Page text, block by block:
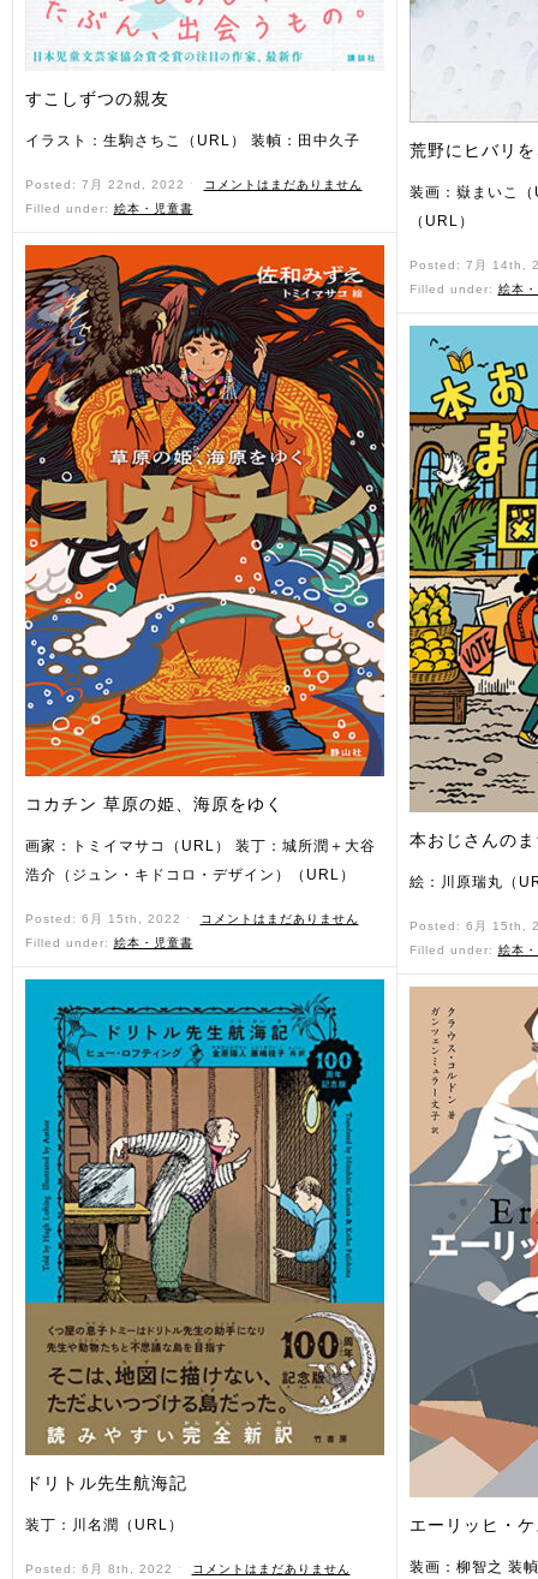
すこしずつの親友
イラスト：生駒さちこ（URL） 装幀：田中久子
Posted: 7月 22nd, 2022 ˑ
コメントはまだありません
Filled under: 絵本・児童書
コカチン 草原の姫、海原をゆく
画家：トミイマサコ（URL） 装丁：城所潤＋大谷
浩介（ジュン・キドコロ・デザイン）（URL）
Posted: 6月 15th, 2022 ˑ
コメントはまだありません
Filled under: 絵本・児童書
ドリトル先生航海記
装丁：川名潤（URL）
Posted: 6月 8th, 2022 ˑ
コメントはまだありません
荒野にヒバリ
装画：嶽まいこ
（URL）
Posted: 7月 14th,
Filled under: 絵本
本おじさんの
絵：川原瑞丸（
Posted: 6月 15th,
Filled under: 絵本
エーリッヒ・
装画：柳智之 装